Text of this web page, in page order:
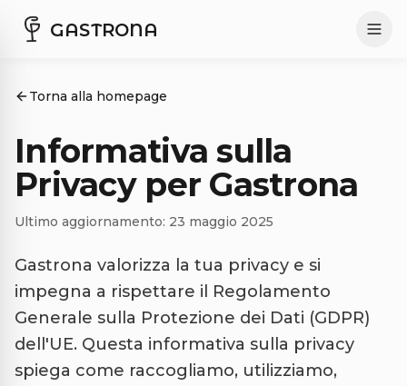
GASTRONA
Torna alla homepage
Informativa sulla
Privacy per Gastrona
Ultimo aggiornamento: 23 maggio 2025
Gastrona valorizza la tua privacy e si
impegna a rispettare il Regolamento
Generale sulla Protezione dei Dati (GDPR)
dell'UE. Questa informativa sulla privacy
spiega come raccogliamo, utilizziamo,